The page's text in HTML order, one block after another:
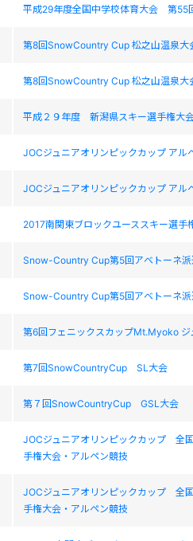
平成29年度全国中学校体育大会 第55
第8回SnowCountry Cup 松之山温泉大
第8回SnowCountry Cup 松之山温泉大
平成２９年度 新潟県スキー選手権大
JOCジュニアオリンピックカップ ア
JOCジュニアオリンピックカップ ア
2017南関東ブロックユーススキー選手
Snow-Country Cup第5回アベトーネ派
Snow-Country Cup第5回アベトーネ派
第6回フェニックスカップMt.Myoko ジ
第7回SnowCountryCup SL大会
第７回SnowCountryCup GSL大会
JOCジュニアオリンピックカップ 全
手権大会・アルペン競技
JOCジュニアオリンピックカップ 全
手権大会・アルペン競技